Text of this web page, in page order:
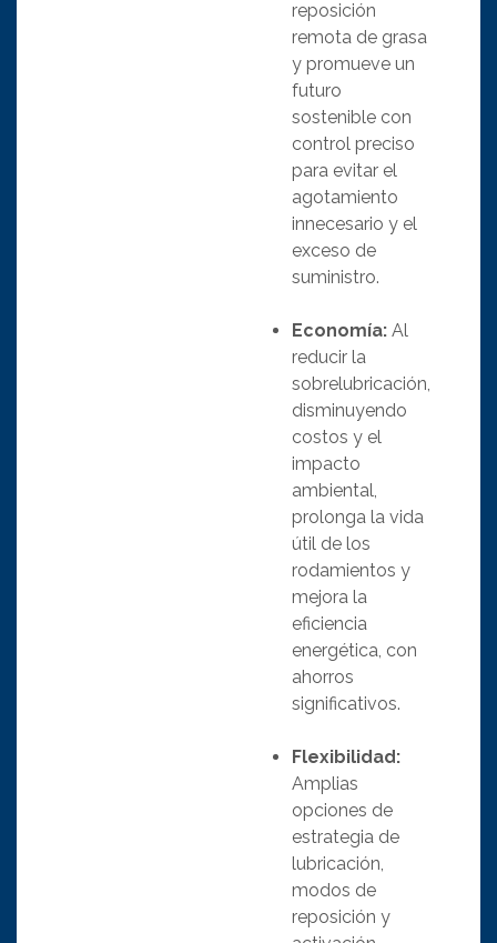
reposición
remota de grasa
y promueve un
futuro
sostenible con
control preciso
para evitar el
agotamiento
innecesario y el
exceso de
suministro.
Economía: Al
reducir la
sobrelubricación,
disminuyendo
costos y el
impacto
ambiental,
prolonga la vida
útil de los
rodamientos y
mejora la
eficiencia
energética, con
ahorros
significativos.
Flexibilidad:
Amplias
opciones de
estrategia de
lubricación,
modos de
reposición y